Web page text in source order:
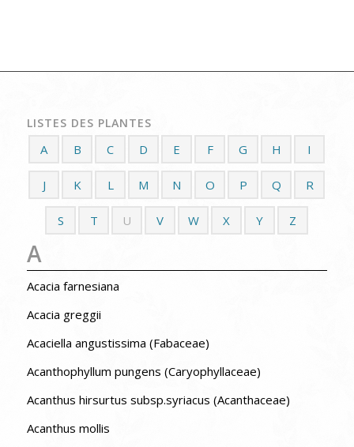
LISTES DES PLANTES
A B C D E F G H I
J K L M N O P Q R
S T U V W X Y Z
A
Acacia farnesiana
Acacia greggii
Acaciella angustissima (Fabaceae)
Acanthophyllum pungens (Caryophyllaceae)
Acanthus hirsurtus subsp.syriacus (Acanthaceae)
Acanthus mollis